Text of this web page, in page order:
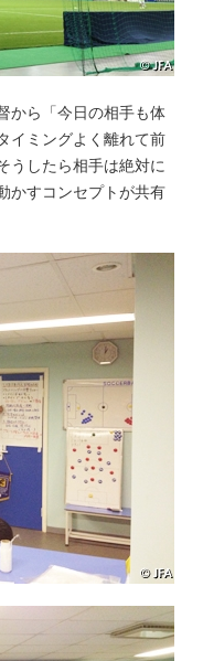
から「今日の相手も体
イミングよく離れて前
うしたら相手は絶対に
かすコンセプトが共有